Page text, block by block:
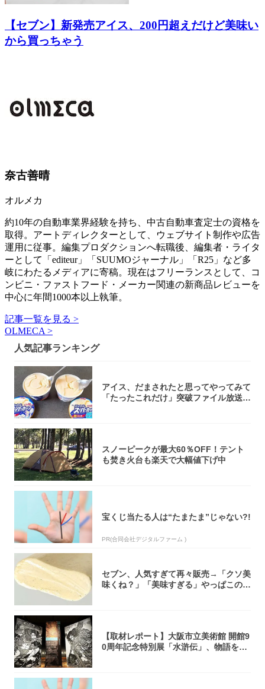
【セブン】新発売アイス、200円超えだけど美味い
から買っちゃう
奈古善晴
オルメカ
約10年の自動車業界経験を持ち、中古自動車査定士の資格を
取得。アートディレクターとして、ウェブサイト制作や広告
運用に従事。編集プロダクションへ転職後、編集者・ライタ
ーとして「editeur」「SUUMOジャーナル」「R25」など多
岐にわたるメディアに寄稿。現在はフリーランスとして、コ
ンビニ・ファストフード・メーカー関連の新商品レビューを
中心に年間1000本以上執筆。
記事一覧を見る >
OLMECA >
人気記事ランキング
アイス、だまされたと思ってやってみて
「たったこれだけ」突破ファイル放送で
スノーピークが最大60％OFF！テント
も焚き火台も楽天で大幅値下げ中
宝くじ当たる人は“たまたま”じゃない?!
PR(合同会社デジタルファーム )
セブン、人気すぎて再々販売→「クソ美
味くね？」「美味すぎる」やっぱこのク
【取材レポート】大阪市立美術館 開館9
0周年記念特別展「水滸伝」、物語を知